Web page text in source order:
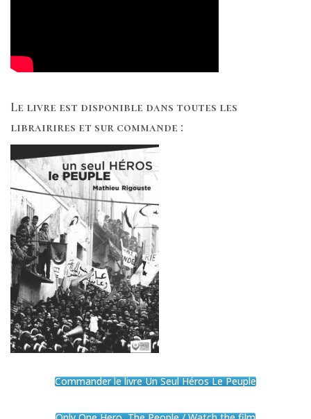
Le livre est disponible dans toutes les
librairires et sur commande :
Commander le livre Un Seul Héros Le Peuple